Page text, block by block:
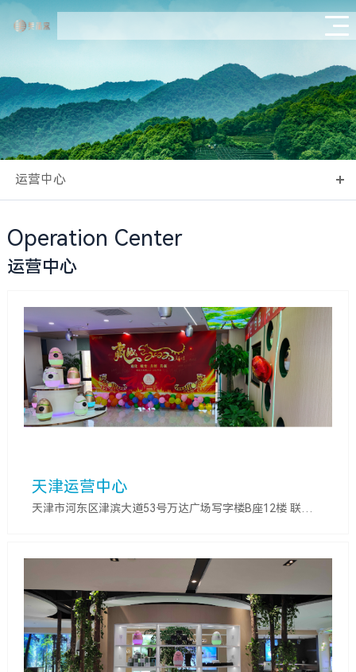
运营中心
Operation Center
运营中心
天津运营中心
天津市河东区津滨大道53号万达广场写字楼B座12楼 联系人：徐辉 联系电话：13114991316